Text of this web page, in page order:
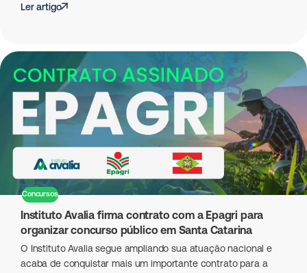
Ler artigo
Concursos
Instituto Avalia firma contrato com a Epagri para
organizar concurso público em Santa Catarina
O Instituto Avalia segue ampliando sua atuação nacional e
acaba de conquistar mais um importante contrato para a